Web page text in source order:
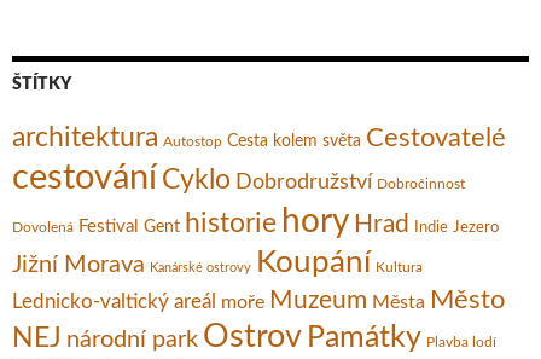
ŠTÍTKY
architektura Autostop Cesta kolem světa Cestovatelé
cestování Cyklo Dobrodružství Dobročinnost
Dovolená Festival Gent historie hory Hrad Indie Jezero
Jižní Morava Kanárské ostrovy Koupání Kultura
Lednicko-valtický areál moře Muzeum Města Město
NEJ národní park Ostrov Památky Plavba lodí